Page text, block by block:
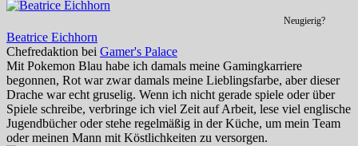
Neugierig?
Beatrice Eichhorn
Chefredaktion bei Gamer's Palace
Mit Pokemon Blau habe ich damals meine Gamingkarriere
begonnen, Rot war zwar damals meine Lieblingsfarbe, aber dieser
Drache war echt gruselig. Wenn ich nicht gerade spiele oder über
Spiele schreibe, verbringe ich viel Zeit auf Arbeit, lese viel englische
Jugendbücher oder stehe regelmäßig in der Küche, um mein Team
oder meinen Mann mit Köstlichkeiten zu versorgen.